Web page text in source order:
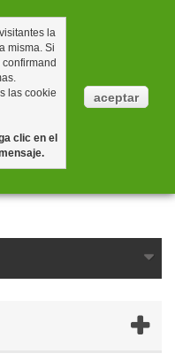
Contáctenos
la
misma. Si
las cookie
clic en el
aceptar